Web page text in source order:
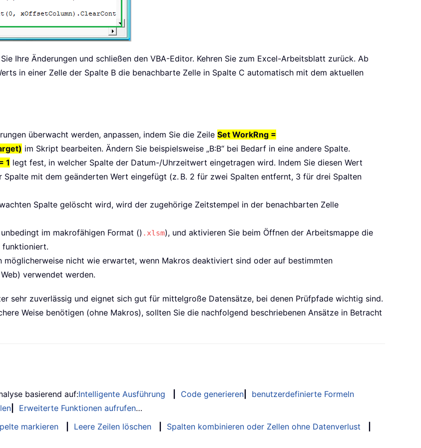
Ihre Änderungen und schließen den VBA-Editor. Kehren Sie zum Excel-Arbeitsblatt zurück. Ab
in einer Zelle der Spalte B die benachbarte Zelle in Spalte C automatisch mit dem aktuellen
überwacht werden, anpassen, indem Sie die Zeile Set WorkRng =
im Skript bearbeiten. Ändern Sie beispielsweise „B:B“ bei Bedarf in eine andere Spalte.
1 legt fest, in welcher Spalte der Datum-/Uhrzeitwert eingetragen wird. Indem Sie diesen Wert
mit dem geänderten Wert eingefügt (z. B. 2 für zwei Spalten entfernt, 3 für drei Spalten
Spalte gelöscht wird, wird der zugehörige Zeitstempel in der benachbarten Zelle
im makrofähigen Format () .xlsm), und aktivieren Sie beim Öffnen der Arbeitsmappe die
funktioniert.
möglicherweise nicht wie erwartet, wenn Makros deaktiviert sind oder auf bestimmten
verwendet werden.
sehr zuverlässig und eignet sich gut für mittelgroße Datensätze, bei denen Prüfpfade wichtig sind.
Weise benötigen (ohne Makros), sollten Sie die nachfolgend beschriebenen Ansätze in Betracht
basierend auf:Intelligente Ausführung Code generieren
benutzerdefinierte Formeln
Erweiterte Funktionen aufrufen…
markieren Leere Zeilen löschen Spalten kombinieren oder Zellen ohne Datenverlust